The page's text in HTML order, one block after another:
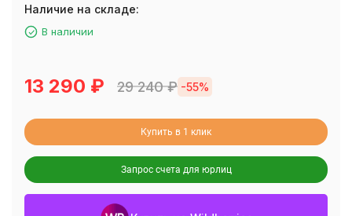
Наличие на складе:
В наличии
13 290 ₽ 29 240₽ -55%
Купить в 1 клик
Запрос счета для юрлиц